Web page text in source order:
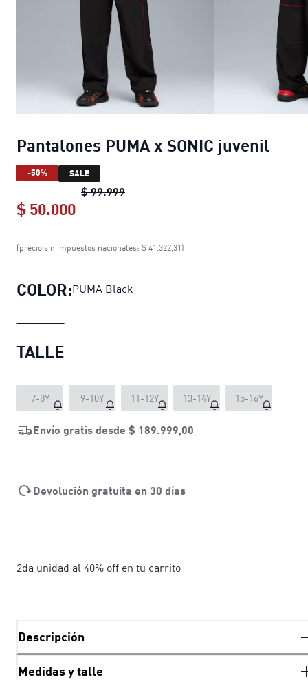
Pantalones PUMA x SONIC juvenil
-50% SALE
$ 99.999Pantalones PUMA x SONIC juvenil
$ 50.000
Pantalones PUMA x SONIC juvenil
(precio sin impuestos nacionales: $ 41.322,31)
COLOR:PUMA Black
TALLE
7-8Y 9-10Y 11-12Y 13-14Y 15-16Y
Envío gratis desde $ 189.999,00
Devolución gratuita en 30 días
2da unidad al 40% off en tu carrito
Descripción
Medidas y talle